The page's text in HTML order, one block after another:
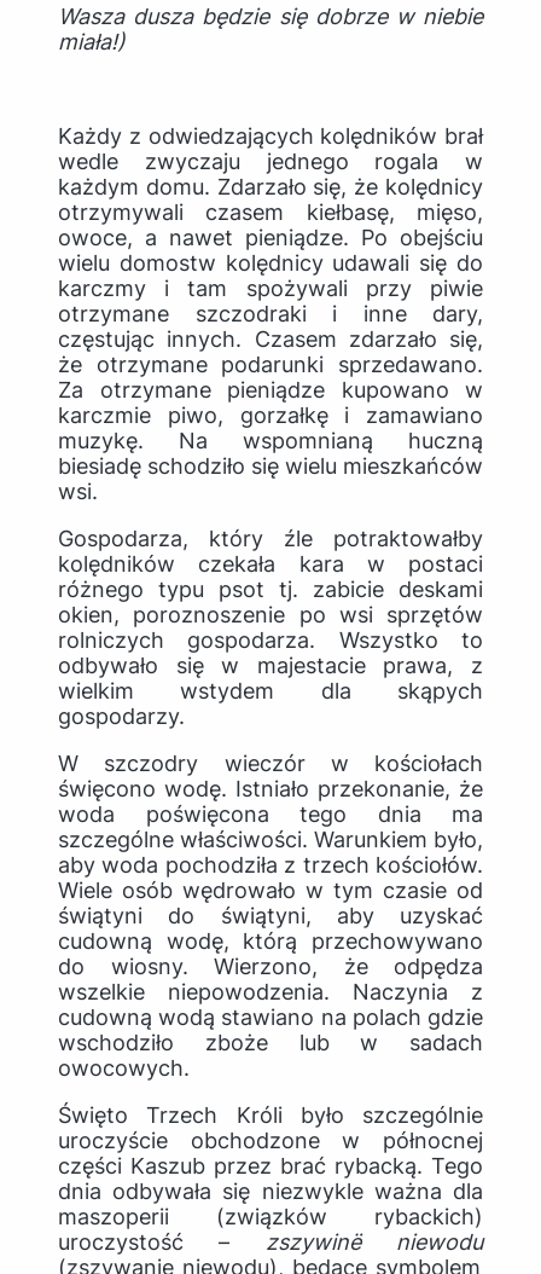
Wasza dusza będzie się dobrze w niebie
miała!)
Każdy z odwiedzających kolędników brał
wedle zwyczaju jednego rogala w
każdym domu. Zdarzało się, że kolędnicy
otrzymywali czasem kiełbasę, mięso,
owoce, a nawet pieniądze. Po obejściu
wielu domostw kolędnicy udawali się do
karczmy i tam spożywali przy piwie
otrzymane szczodraki i inne dary,
częstując innych. Czasem zdarzało się,
że otrzymane podarunki sprzedawano.
Za otrzymane pieniądze kupowano w
karczmie piwo, gorzałkę i zamawiano
muzykę. Na wspomnianą huczną
biesiadę schodziło się wielu mieszkańców
wsi.
Gospodarza, który źle potraktowałby
kolędników czekała kara w postaci
różnego typu psot tj. zabicie deskami
okien, poroznoszenie po wsi sprzętów
rolniczych gospodarza. Wszystko to
odbywało się w majestacie prawa, z
wielkim wstydem dla skąpych
gospodarzy.
W szczodry wieczór w kościołach
święcono wodę. Istniało przekonanie, że
woda poświęcona tego dnia ma
szczególne właściwości. Warunkiem było,
aby woda pochodziła z trzech kościołów.
Wiele osób wędrowało w tym czasie od
świątyni do świątyni, aby uzyskać
cudowną wodę, którą przechowywano
do wiosny. Wierzono, że odpędza
wszelkie niepowodzenia. Naczynia z
cudowną wodą stawiano na polach gdzie
wschodziło zboże lub w sadach
owocowych.
Święto Trzech Króli było szczególnie
uroczyście obchodzone w północnej
części Kaszub przez brać rybacką. Tego
dnia odbywała się niezwykle ważna dla
maszoperii (związków rybackich)
uroczystość – zszywinëniewodu
(zszywanie niewodu), będące symbolem